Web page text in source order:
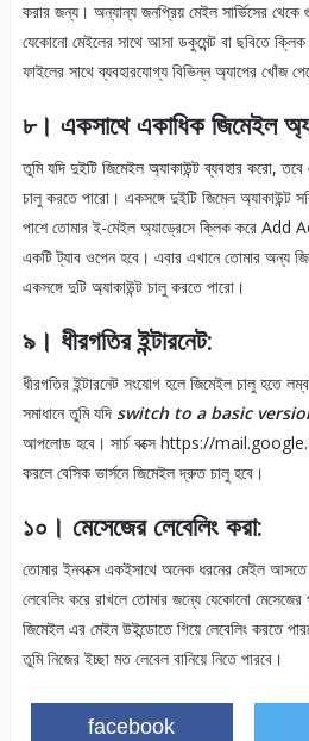
করার জন্য। অন্যান্য জনপ্রিয় মেইল সার্ভিসের
যেকোনো মেইলের সাথে আসা ডকুমেন্ট বা ছবিতে
ফাইলের সাথে ব্যবহারযোগ্য বিভিন্ন অ্যাপের খোঁজ
৮। একসাথে একাধিক জিমেইল
তুমি যদি দুইটি জিমেইল অ্যাকাউন্ট ব্যবহার করো,
চালু করতে পারো। একসঙ্গে দুইটি জিমেল অ্যাকাউন্ট
পাশে তোমার ই-মেইল অ্যাড্রেসে ক্লিক করে Add
একটি ট্যাব ওপেন হবে। এবার এখানে তোমার অন্য
একসঙ্গে দুটি অ্যাকাউন্ট চালু করতে পারো।
৯। ধীরগতির ইন্টারনেট:
ধীরগতির ইন্টারনেট সংযোগ হলে জিমেইল চালু হতে
সমাধানে তুমি যদি switch to a basic
আপলোড হবে। সার্চ বক্সে https://
করলে বেসিক ভার্সনে জিমেইল দ্রুত চালু হবে।
১০। মেসেজের লেবেলিং করা:
তোমার ইনবক্সে একইসাথে অনেক ধরনের মেইল আসতে
লেবেলিং করে রাখলে তোমার জন্যে যেকোনো
জিমেইল এর মেইন উইন্ডোতে গিয়ে লেবেলিং করতে
তুমি নিজের ইচ্ছা মত লেবেল বানিয়ে নিতে পারবে।
facebook